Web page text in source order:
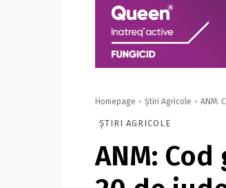
Homepage Știri Agricole ANM:
ȘTIRI AGRICOLE
ANM: